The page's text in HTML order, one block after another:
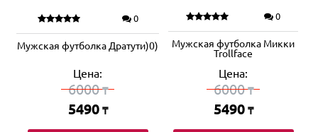
0
Мужская футболка Дратути)0)
Цена:
6000₸
5490 ₸
0
Мужская футболка Микки
Trollface
Цена:
6000₸
5490 ₸